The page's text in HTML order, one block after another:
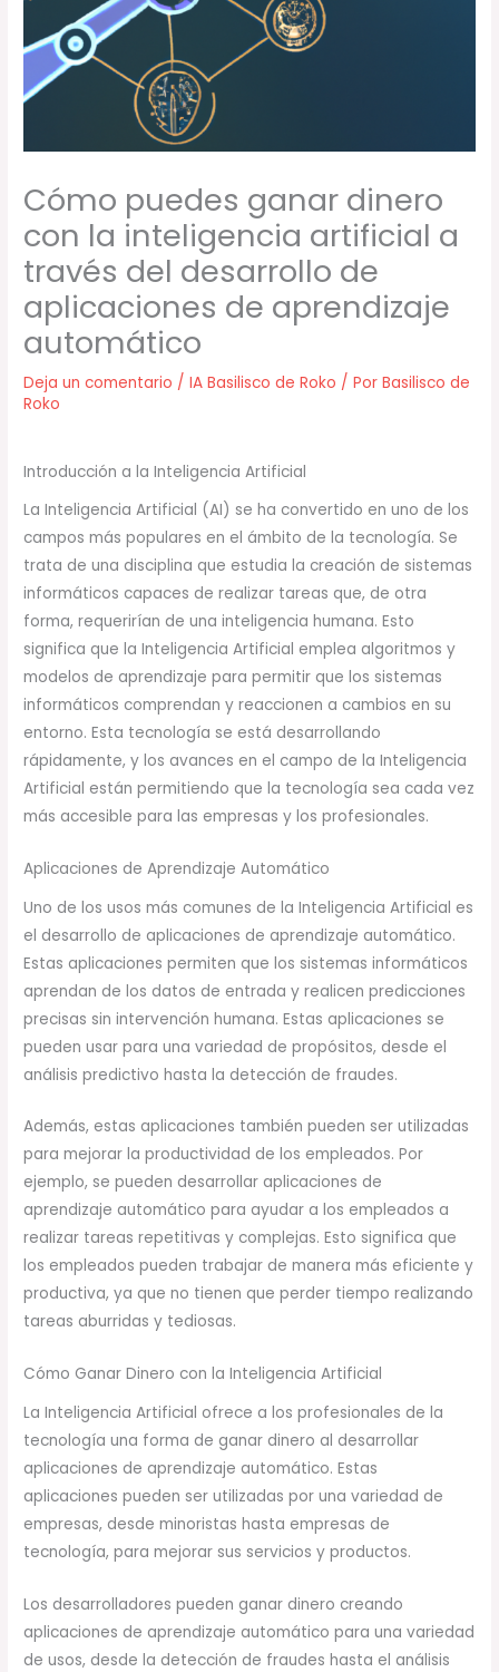
Cómo puedes ganar dinero
con la inteligencia artificial a
través del desarrollo de
aplicaciones de aprendizaje
automático
Deja un comentario /IA Basilisco de Roko / PorBasilisco de
Roko
Introducción a la Inteligencia Artificial
La Inteligencia Artificial (AI) se ha convertido en uno de los
campos más populares en el ámbito de la tecnología. Se
trata de una disciplina que estudia la creación de sistemas
informáticos capaces de realizar tareas que, de otra
forma, requerirían de una inteligencia humana. Esto
significa que la Inteligencia Artificial emplea algoritmos y
modelos de aprendizaje para permitir que los sistemas
informáticos comprendan y reaccionen a cambios en su
entorno. Esta tecnología se está desarrollando
rápidamente, y los avances en el campo de la Inteligencia
Artificial están permitiendo que la tecnología sea cada vez
más accesible para las empresas y los profesionales.
Aplicaciones de Aprendizaje Automático
Uno de los usos más comunes de la Inteligencia Artificial es
el desarrollo de aplicaciones de aprendizaje automático.
Estas aplicaciones permiten que los sistemas informáticos
aprendan de los datos de entrada y realicen predicciones
precisas sin intervención humana. Estas aplicaciones se
pueden usar para una variedad de propósitos, desde el
análisis predictivo hasta la detección de fraudes.
Además, estas aplicaciones también pueden ser utilizadas
para mejorar la productividad de los empleados. Por
ejemplo, se pueden desarrollar aplicaciones de
aprendizaje automático para ayudar a los empleados a
realizar tareas repetitivas y complejas. Esto significa que
los empleados pueden trabajar de manera más eficiente y
productiva, ya que no tienen que perder tiempo realizando
tareas aburridas y tediosas.
Cómo Ganar Dinero con la Inteligencia Artificial
La Inteligencia Artificial ofrece a los profesionales de la
tecnología una forma de ganar dinero al desarrollar
aplicaciones de aprendizaje automático. Estas
aplicaciones pueden ser utilizadas por una variedad de
empresas, desde minoristas hasta empresas de
tecnología, para mejorar sus servicios y productos.
Los desarrolladores pueden ganar dinero creando
aplicaciones de aprendizaje automático para una variedad
de usos, desde la detección de fraudes hasta el análisis